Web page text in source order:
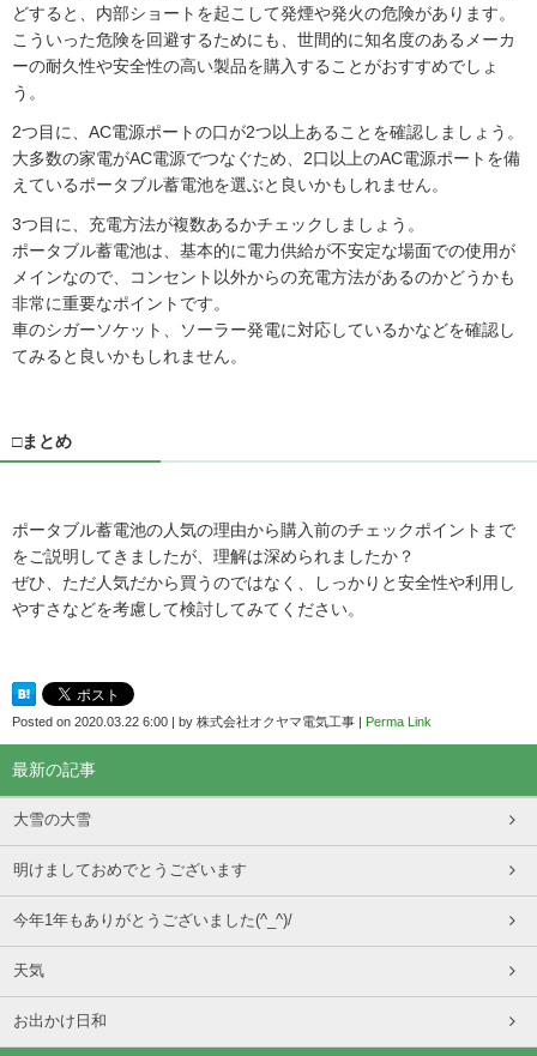
どすると、内部ショートを起こして発煙や発火の危険があります。
こういった危険を回避するためにも、世間的に知名度のあるメーカ
ーの耐久性や安全性の高い製品を購入することがおすすめでしょ
う。
2つ目に、AC電源ポートの口が2つ以上あることを確認しましょう。
大多数の家電がAC電源でつなぐため、2口以上のAC電源ポートを備
えているポータブル蓄電池を選ぶと良いかもしれません。
3つ目に、充電方法が複数あるかチェックしましょう。
ポータブル蓄電池は、基本的に電力供給が不安定な場面での使用が
メインなので、コンセント以外からの充電方法があるのかどうかも
非常に重要なポイントです。
車のシガーソケット、ソーラー発電に対応しているかなどを確認し
てみると良いかもしれません。
□まとめ
ポータブル蓄電池の人気の理由から購入前のチェックポイントまで
をご説明してきましたが、理解は深められましたか？
ぜひ、ただ人気だから買うのではなく、しっかりと安全性や利用し
やすさなどを考慮して検討してみてください。
Posted on 2020.03.22 6:00 | by 株式会社オクヤマ電気工事 | Perma Link
最新の記事
大雪の大雪
明けましておめでとうございます
今年1年もありがとうございました(^_^)/
天気
お出かけ日和